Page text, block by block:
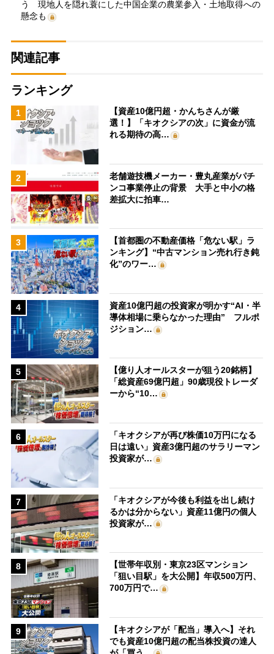
う 現地人を隠れ蓑にした中国企業の農業参入・土地取得への
懸念も
関連記事
ランキング
1
【資産10億円超・かんちさんが厳
選！】「キオクシアの次」に資金が流
れる期待の高…
2
老舗遊技機メーカー・豊丸産業がパチ
ンコ事業停止の背景 大手と中小の格
差拡大に拍車…
3
【首都圏の不動産価格「危ない駅」ラ
ンキング】“中古マンション売れ行き鈍
化”のワー…
4
資産10億円超の投資家が明かす“AI・半
導体相場に乗らなかった理由” フルポ
ジション…
5
【億り人オールスターが狙う20銘柄】
「総資産69億円超」90歳現役トレーダ
ーから“10…
6
「キオクシアが再び株価10万円になる
日は遠い」資産3億円超のサラリーマン
投資家が…
7
「キオクシアが今後も利益を出し続け
るかは分からない」資産11億円の個人
投資家が…
8
【世帯年収別・東京23区マンション
「狙い目駅」を大公開】年収500万円、
700万円で…
9
【キオクシアが「配当」導入へ】それ
でも資産10億円超の配当株投資の達人